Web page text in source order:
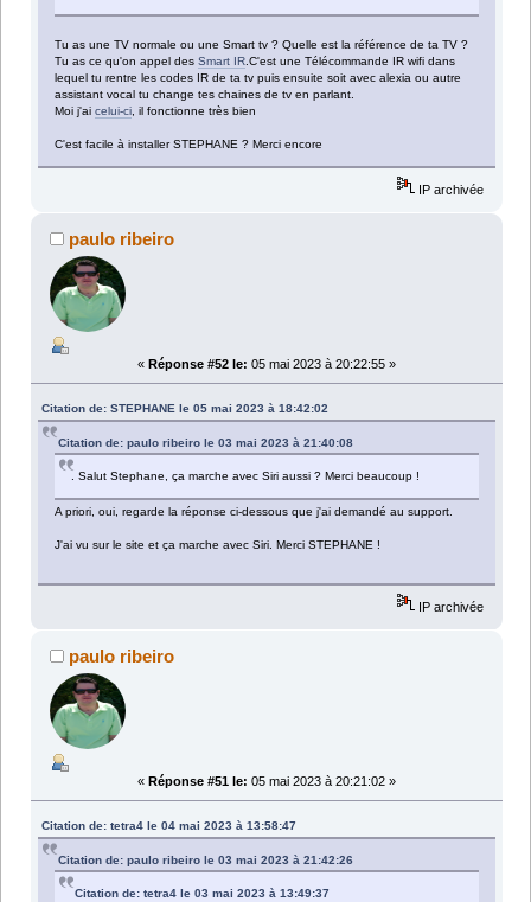
Tu as une TV normale ou une Smart tv ? Quelle est la référence de ta TV ?
Tu as ce qu'on appel desSmart IR .C'est une Télécommande IR wifi dans
lequel tu rentre les codes IR de ta tv puis ensuite soit avec alexia ou autre
assistant vocal tu change tes chaines de tv en parlant.
Moi j'aicelui-ci , il fonctionne très bien
C'est facile à installer STEPHANE ? Merci encore
IP archivée
paulo ribeiro
« Réponse #52 le: 05 mai 2023 à 20:22:55 »
Citation de: STEPHANE le 05 mai 2023 à 18:42:02
Citation de: paulo ribeiro le 03 mai 2023 à 21:40:08
. Salut Stephane, ça marche avec Siri aussi ? Merci beaucoup !
A priori, oui, regarde la réponse ci-dessous que j'ai demandé au support.
J'ai vu sur le site et ça marche avec Siri. Merci STEPHANE !
IP archivée
paulo ribeiro
« Réponse #51 le: 05 mai 2023 à 20:21:02 »
Citation de: tetra4 le 04 mai 2023 à 13:58:47
Citation de: paulo ribeiro le 03 mai 2023 à 21:42:26
Citation de: tetra4 le 03 mai 2023 à 13:49:37